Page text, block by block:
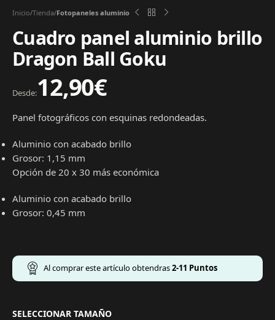
Inicio Tienda Fotopaneles aluminio
Cuadro panel aluminio brillo
Dragon Ball Goku
Desde:12,90€
Panel fotográficos con esquinas redondeadas.
Aluminio con acabado brillo
Grosor: 1,15 mm
Opción de 20 x 30 más económica
Aluminio con acabado brillo
Grosor: 0,45 mm
Al comprar este artículo obtendras2-11 Puntos
SELECCIONAR TAMAÑO